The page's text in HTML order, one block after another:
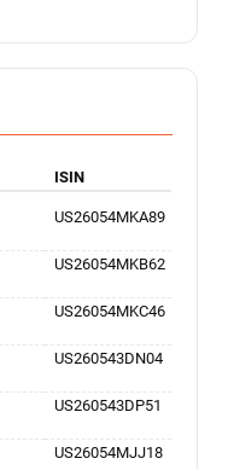
ISIN
US26054MKA89
US26054MKB62
US26054MKC46
US260543DN04
US260543DP51
US26054MJJ18